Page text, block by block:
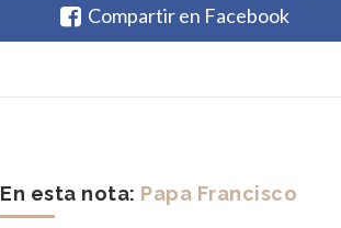
Compartir en Facebook
En esta nota: Papa Francisco